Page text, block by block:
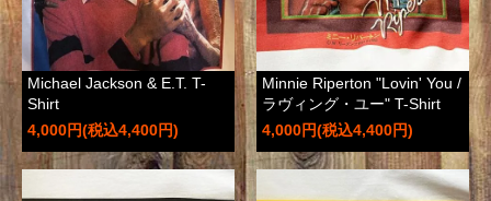
Michael Jackson & E.T. T-
Shirt
4,000円(税込4,400円)
Minnie Riperton "Lovin' You /
ラヴィング・ユー" T-Shirt
4,000円(税込4,400円)